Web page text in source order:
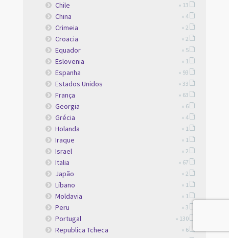
Chile » 13
China » 4
Crimeia » 2
Croacia » 2
Equador » 5
Eslovenia » 1
Espanha » 93
Estados Unidos » 33
França » 63
Georgia » 6
Grécia » 4
Holanda » 1
Iraque » 1
Israel » 2
Italia » 67
Japão » 2
Líbano » 1
Moldavia » 1
Peru » 3
Portugal » 130
Republica Tcheca » 6